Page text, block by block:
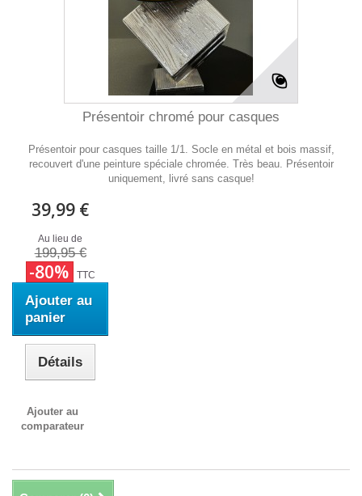
Présentoir chromé pour casques
Présentoir pour casques taille 1/1. Socle en métal et bois massif,
recouvert d'une peinture spéciale chromée. Très beau. Présentoir
uniquement, livré sans casque!
39,99 €
Au lieu de
199,95 €
-80% TTC
Ajouter au
panier
Détails
Ajouter au
comparateur